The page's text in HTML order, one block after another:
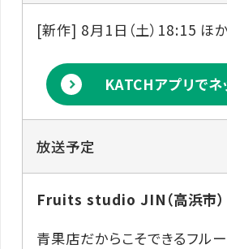
[新作] 8月1日（土）18:15 ほか
KATCHアプリでネ
放送予定
Fruits studio JIN（高浜市）
青果店だからこそできるフル